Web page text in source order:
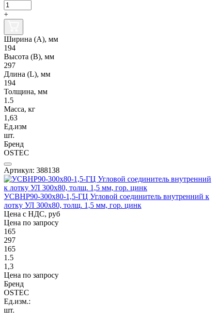
+
Ширина (А), мм
194
Высота (В), мм
297
Длина (L), мм
194
Толщина, мм
1.5
Масса, кг
1,63
Ед.изм
шт.
Бренд
OSTEC
Артикул: 388138
УСВНР90-300х80-1,5-ГЦ Угловой соединитель внутренний к
лотку УЛ 300х80, толщ. 1,5 мм, гор. цинк
Цена с НДС, руб
Цена по запросу
165
297
165
1.5
1,3
Цена по запросу
Бренд
OSTEC
Ед.изм.:
шт.